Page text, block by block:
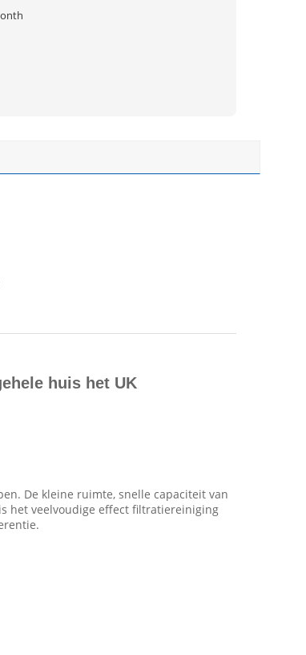
huis het UK
De kleine ruimte, snelle capaciteit van
het veelvoudige effect filtratiereiniging